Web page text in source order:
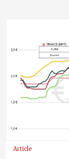
Article